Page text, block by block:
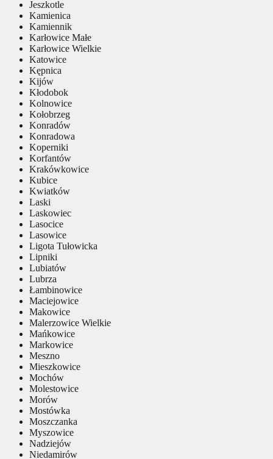
Jeszkotle
Kamienica
Kamiennik
Karłowice Małe
Karłowice Wielkie
Katowice
Kępnica
Kijów
Kłodobok
Kolnowice
Kołobrzeg
Konradów
Konradowa
Koperniki
Korfantów
Krakówkowice
Kubice
Kwiatków
Laski
Laskowiec
Lasocice
Lasowice
Ligota Tułowicka
Lipniki
Lubiatów
Lubrza
Łambinowice
Maciejowice
Makowice
Malerzowice Wielkie
Mańkowice
Markowice
Meszno
Mieszkowice
Mochów
Molestowice
Morów
Mostówka
Moszczanka
Myszowice
Nadziejów
Niedamirów